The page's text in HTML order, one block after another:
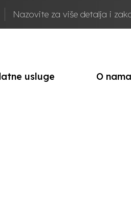
Nazovite za više detalja i
usluge O nama